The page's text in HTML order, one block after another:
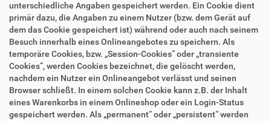
unterschiedliche Angaben gespeichert werden. Ein Cookie dient
primär dazu, die Angaben zu einem Nutzer (bzw. dem Gerät auf
dem das Cookie gespeichert ist) während oder auch nach seinem
Besuch innerhalb eines Onlineangebotes zu speichern. Als
temporäre Cookies, bzw. „Session-Cookies“ oder „transiente
Cookies“, werden Cookies bezeichnet, die gelöscht werden,
nachdem ein Nutzer ein Onlineangebot verlässt und seinen
Browser schließt. In einem solchen Cookie kann z.B. der Inhalt
eines Warenkorbs in einem Onlineshop oder ein Login-Status
gespeichert werden. Als „permanent“ oder „persistent“ werden